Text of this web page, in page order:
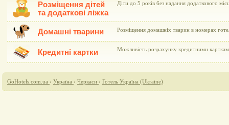
Розміщення дітей
та додаткові ліжка
Діти до 5 років без надання додаткового
Домашні тварини Розміщення домашніх тварин в номерах
Кредитні картки Можливість розрахунку кредитними
GoHotels.com.ua › Україна › Черкаси › Готель Україна (Ukraine)